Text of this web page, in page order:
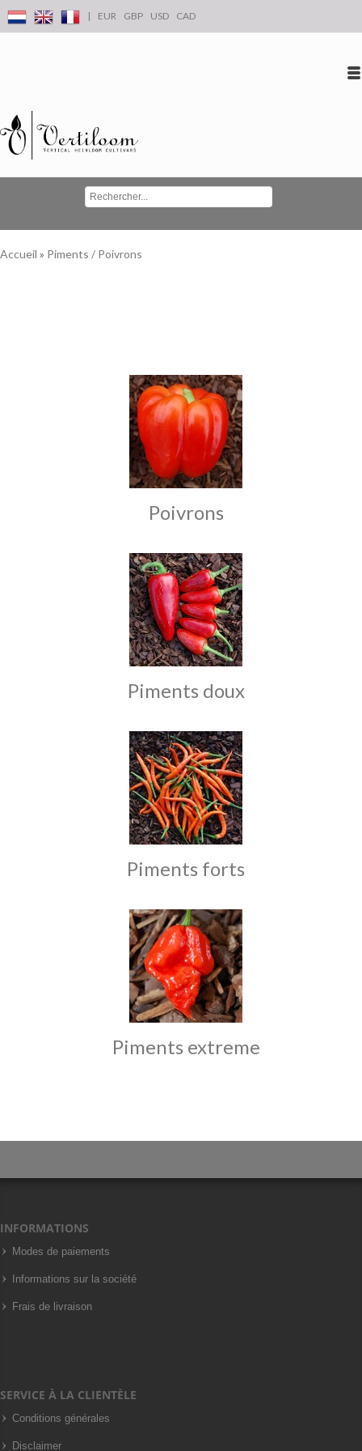
| EUR GBP USD CAD
Accueil » Piments / Poivrons
Poivrons
Piments doux
Piments forts
Piments extreme
INFORMATIONS
Modes de paiements
Informations sur la société
Frais de livraison
SERVICE À LA CLIENTÈLE
Conditions générales
Disclaimer